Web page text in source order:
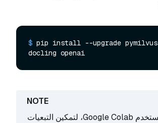
$ pip install --upgrade pymilvus
docling openai
إذا كنت تستخدم Google Colab، لتمكين التبعيات